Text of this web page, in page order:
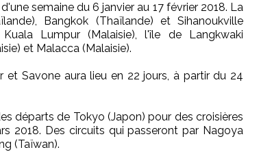
semaine du 6 janvier au 17 février 2018. La
Bangkok (Thaïlande) et Sihanoukville
Lumpur (Malaisie), l'île de Langkwaki
et Malacca (Malaisie).
Savone aura lieu en 22 jours, à partir du 24
départs de Tokyo (Japon) pour des croisières
2018. Des circuits qui passeront par Nagoya
(Taïwan).